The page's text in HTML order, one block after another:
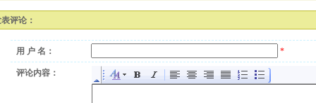
评论：
用 户 名： *
评论内容：